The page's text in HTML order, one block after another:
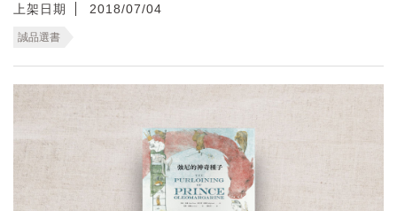
上架日期 2018/07/04
誠品選書